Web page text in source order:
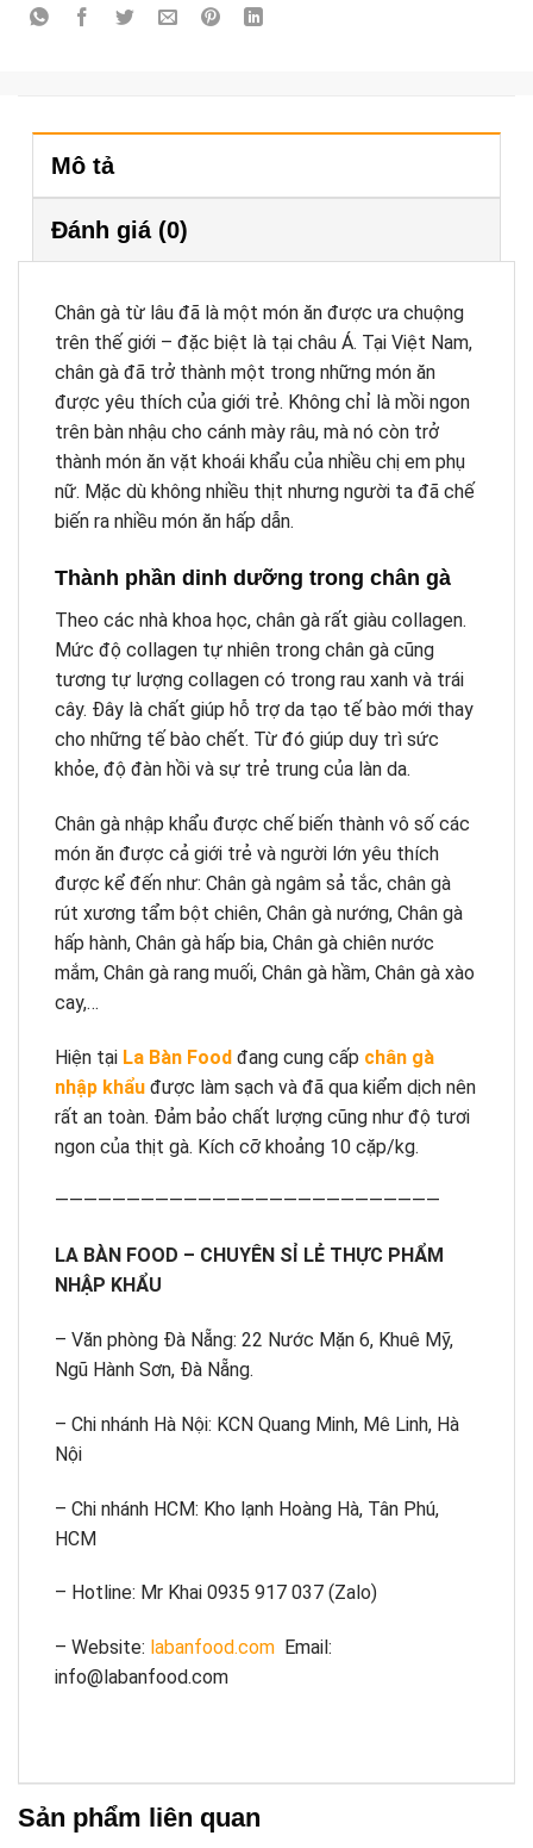
Mô tả
Đánh giá (0)
Chân gà từ lâu đã là một món ăn được ưa chuộng
trên thế giới – đặc biệt là tại châu Á. Tại Việt Nam,
chân gà đã trở thành một trong những món ăn
được yêu thích của giới trẻ. Không chỉ là mồi ngon
trên bàn nhậu cho cánh mày râu, mà nó còn trở
thành món ăn vặt khoái khẩu của nhiều chị em phụ
nữ. Mặc dù không nhiều thịt nhưng người ta đã chế
biến ra nhiều món ăn hấp dẫn.
Thành phần dinh dưỡng trong chân gà
Theo các nhà khoa học, chân gà rất giàu collagen.
Mức độ collagen tự nhiên trong chân gà cũng
tương tự lượng collagen có trong rau xanh và trái
cây. Đây là chất giúp hỗ trợ da tạo tế bào mới thay
cho những tế bào chết. Từ đó giúp duy trì sức
khỏe, độ đàn hồi và sự trẻ trung của làn da.
Chân gà nhập khẩu được chế biến thành vô số các
món ăn được cả giới trẻ và người lớn yêu thích
được kể đến như: Chân gà ngâm sả tắc, chân gà
rút xương tẩm bột chiên, Chân gà nướng, Chân gà
hấp hành, Chân gà hấp bia, Chân gà chiên nước
mắm, Chân gà rang muối, Chân gà hầm, Chân gà xào
cay,…
Hiện tại La Bàn Food đang cung cấp chân gà
nhập khẩu được làm sạch và đã qua kiểm dịch nên
rất an toàn. Đảm bảo chất lượng cũng như độ tươi
ngon của thịt gà. Kích cỡ khoảng 10 cặp/kg.
———————————————————————————
LA BÀN FOOD – CHUYÊN SỈ LẺ THỰC PHẨM
NHẬP KHẨU
– Văn phòng Đà Nẵng: 22 Nước Mặn 6, Khuê Mỹ,
Ngũ Hành Sơn, Đà Nẵng.
– Chi nhánh Hà Nội: KCN Quang Minh, Mê Linh, Hà
Nội
– Chi nhánh HCM: Kho lạnh Hoàng Hà, Tân Phú,
HCM
– Hotline: Mr Khai 0935 917 037 (Zalo)
– Website: labanfood.com Email:
info@labanfood.com
Sản phẩm liên quan